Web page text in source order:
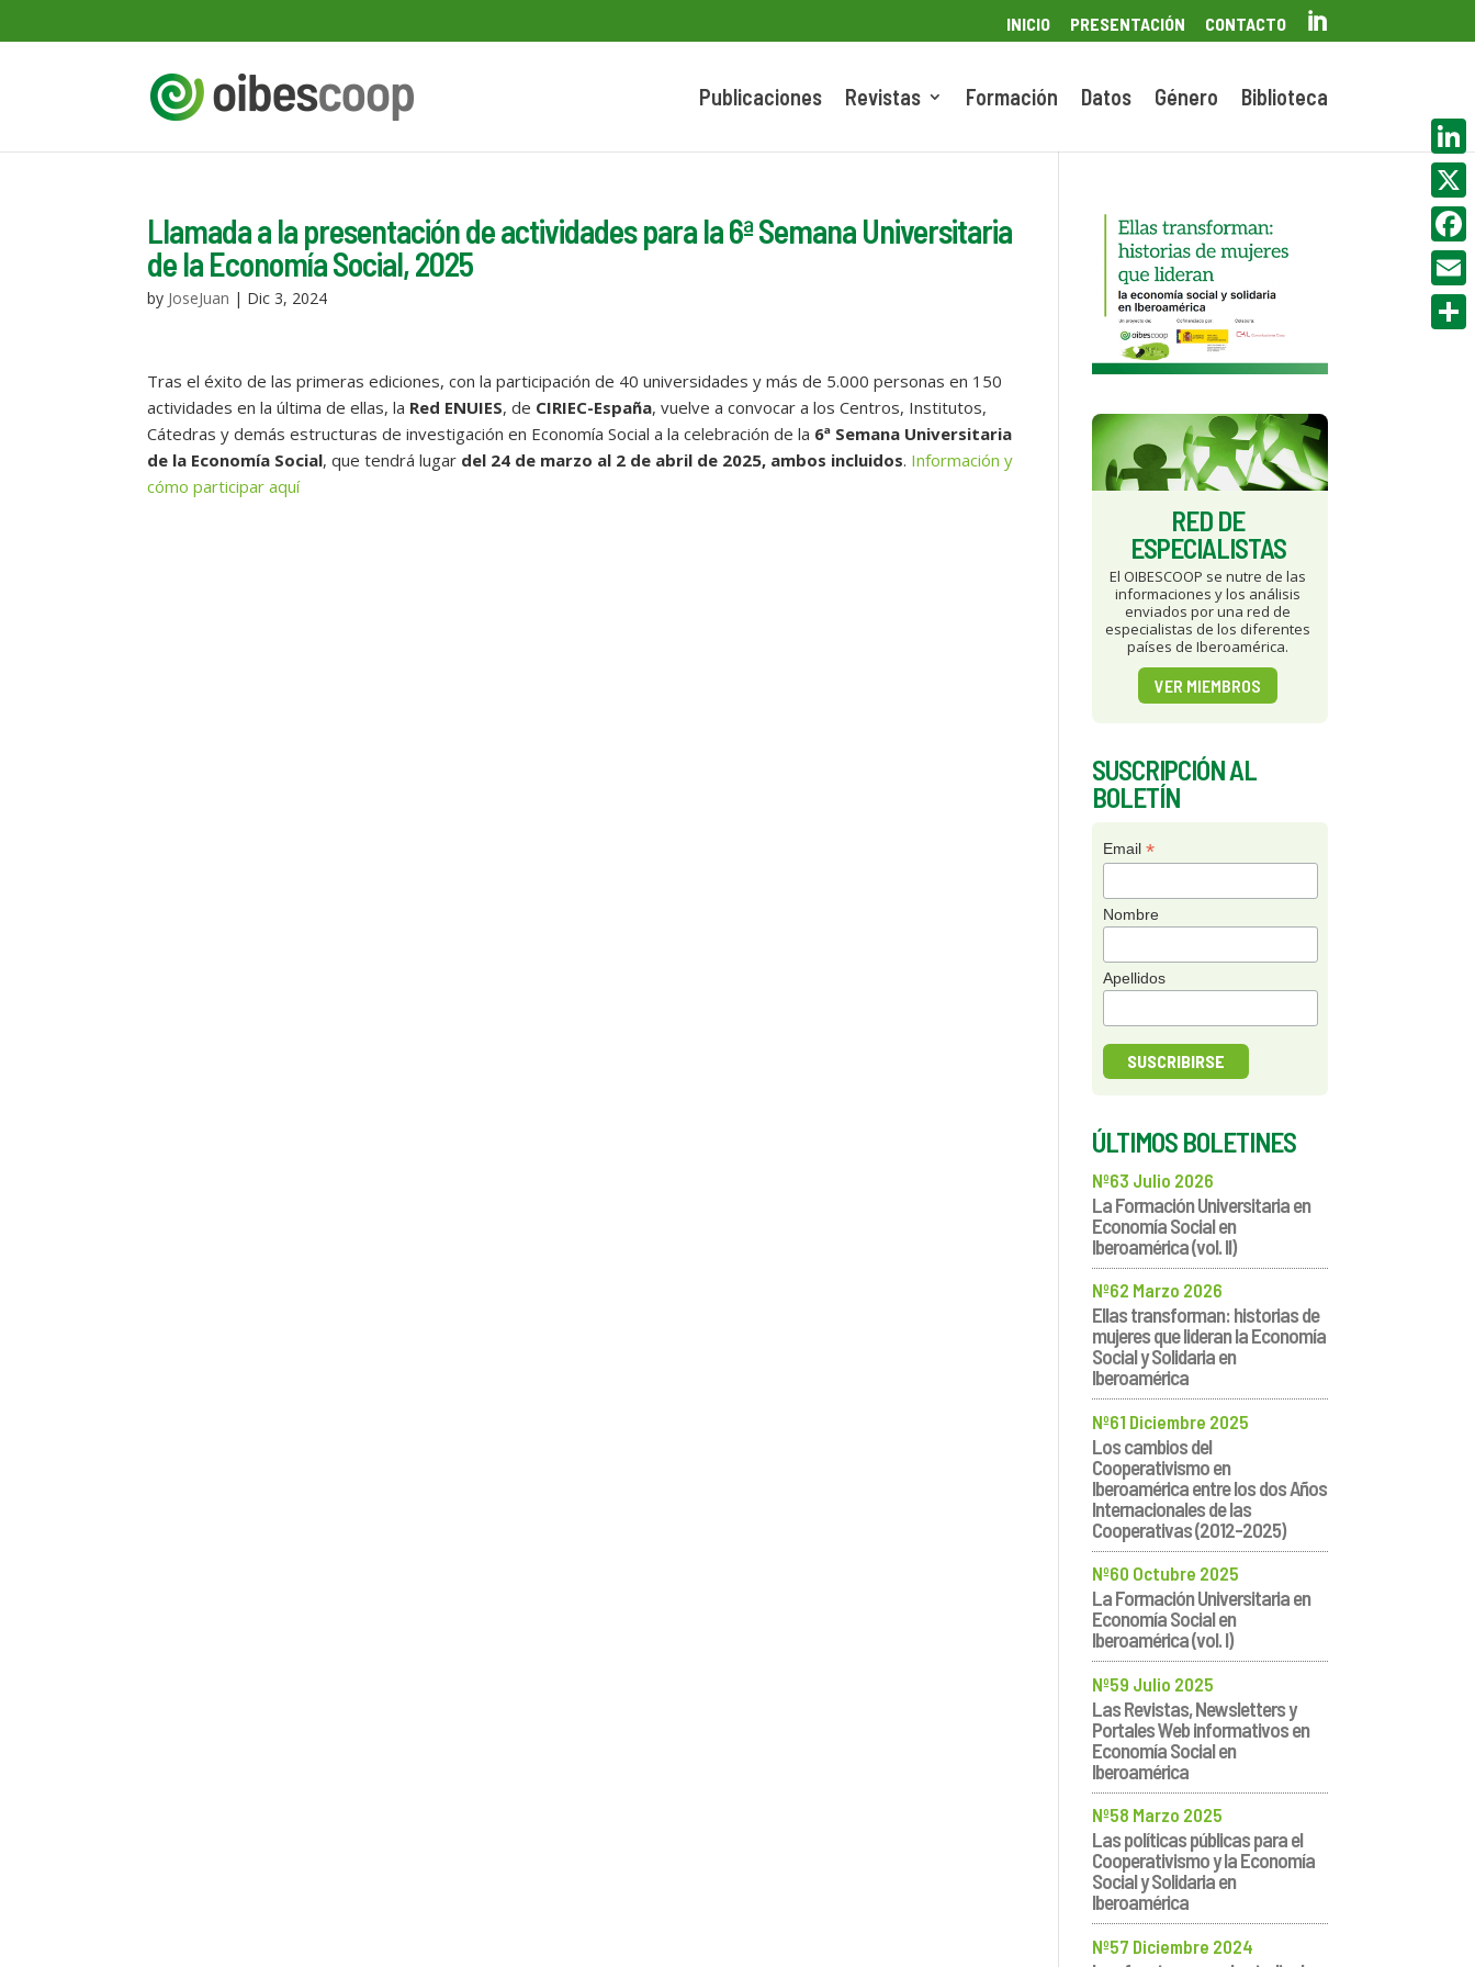
INICIO PRESENTACIÓN CONTACTO 
Publicaciones Revistas Formación Datos Género Biblioteca
Llamada a la presentación de actividades para la 6ª Semana Universitaria
de la Economía Social, 2025
by JoseJuan | Dic 3, 2024
Tras el éxito de las primeras ediciones, con la participación de 40 universidades y más de 5.000 personas en 150
actividades en la última de ellas, la Red ENUIES, de CIRIEC-España, vuelve a convocar a los Centros, Institutos,
Cátedras y demás estructuras de investigación en Economía Social a la celebración de la 6ª Semana Universitaria
de la Economía Social, que tendrá lugar del 24 de marzo al 2 de abril de 2025, ambos incluidos. Información y
cómo participar aquí
RED DE
ESPECIALISTAS
El OIBESCOOP se nutre de las
informaciones y los análisis
enviados por una red de
especialistas de los diferentes
países de Iberoamérica.
VER MIEMBROS
SUSCRIPCIÓN AL
BOLETÍN
Email *
Nombre
Apellidos
ÚLTIMOS BOLETINES
Nº63 Julio 2026
La Formación Universitaria en
Economía Social en
Iberoamérica (vol. II)
Nº62 Marzo 2026
Ellas transforman: historias de
mujeres que lideran la Economía
Social y Solidaria en
Iberoamérica
Nº61 Diciembre 2025
Los cambios del
Cooperativismo en
Iberoamérica entre los dos Años
Internacionales de las
Cooperativas (2012-2025)
Nº60 Octubre 2025
La Formación Universitaria en
Economía Social en
Iberoamérica (vol. I)
Nº59 Julio 2025
Las Revistas, Newsletters y
Portales Web informativos en
Economía Social en
Iberoamérica
Nº58 Marzo 2025
Las políticas públicas para el
Cooperativismo y la Economía
Social y Solidaria en
Iberoamérica
Nº57 Diciembre 2024
X
Email